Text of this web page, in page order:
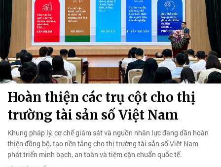
Hoàn thiện các trụ cột cho thị
trường tài sản số Việt Nam
Khung pháp lý, cơ chế giám sát và nguồn nhân lực đang dần hoàn
thiện đồng bộ, tạo nền tảng cho thị trường tài sản số Việt Nam
phát triển minh bạch, an toàn và tiệm cận chuẩn quốc tế.